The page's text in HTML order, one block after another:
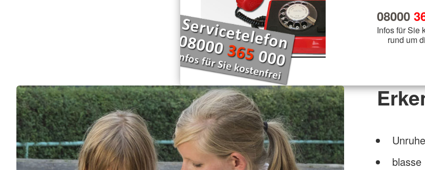
08000
Infos für Sie
rund um